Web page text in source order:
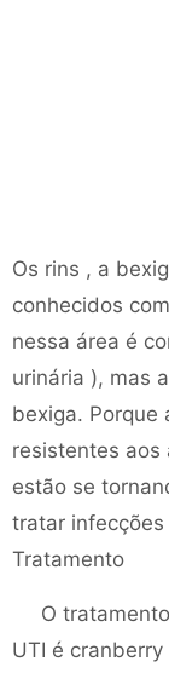
Os rins , a
conhecidos
nessa área é
urinária ), mas
bexiga. Porque
resistentes aos
estão se
tratar
Tratamento
O
UTI é